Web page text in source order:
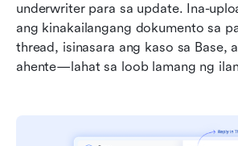
underwriter para sa update. Ina-
ang kinakailangang dokumento sa
thread, isinasara ang kaso sa Base,
ahente—lahat sa loob lamang ng